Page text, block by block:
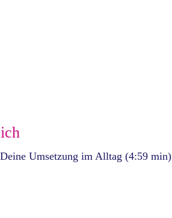
Umsetzung im Alltag (4:59 min)